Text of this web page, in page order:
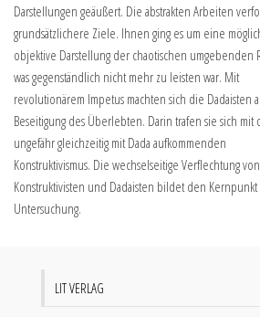
Darstellungen geäußert. Die abstrakten Arbeiten
grundsätzlichere Ziele. Ihnen ging es um eine
objektive Darstellung der chaotischen umgebenden
was gegenständlich nicht mehr zu leisten war. Mit
revolutionärem Impetus machten sich die Dadaisten
Beseitigung des Überlebten. Darin trafen sie sich mit
ungefähr gleichzeitig mit Dada aufkommenden
Konstruktivismus. Die wechselseitige Verflechtung von
Konstruktivisten und Dadaisten bildet den
Untersuchung.
LIT VERLAG